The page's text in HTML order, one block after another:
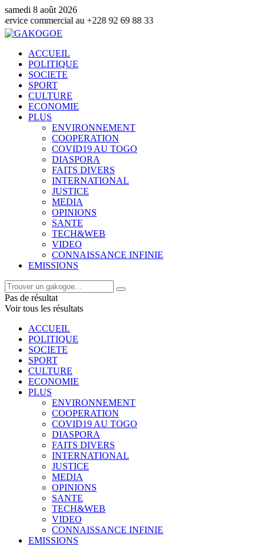
samedi 8 août 2026
au +228 92 69 88 33
ACCUEIL
POLITIQUE
SOCIETE
SPORT
CULTURE
ECONOMIE
PLUS
ENVIRONNEMENT
COOPERATION
COVID19 AU TOGO
DIASPORA
FAITS DIVERS
INTERNATIONAL
JUSTICE
MEDIA
OPINIONS
SANTE
TECH&WEB
VIDEO
CONNAISSANCE INFINIE
EMISSIONS
Pas de résultat
Voir tous les résultats
ACCUEIL
POLITIQUE
SOCIETE
SPORT
CULTURE
ECONOMIE
PLUS
ENVIRONNEMENT
COOPERATION
COVID19 AU TOGO
DIASPORA
FAITS DIVERS
INTERNATIONAL
JUSTICE
MEDIA
OPINIONS
SANTE
TECH&WEB
VIDEO
CONNAISSANCE INFINIE
EMISSIONS